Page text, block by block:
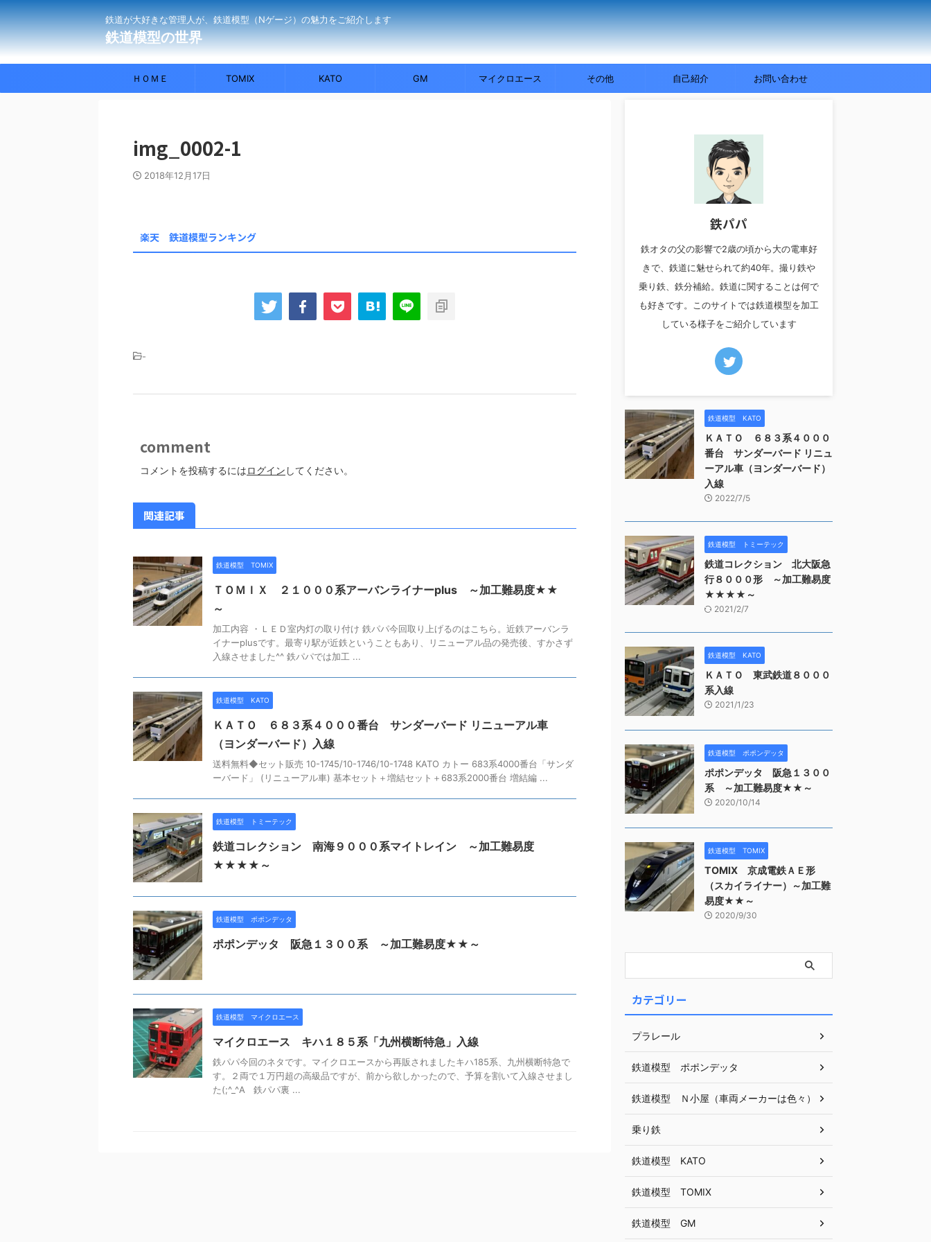
鉄道が大好きな管理人が、鉄道模型（Nゲージ）の魅力をご紹介します
鉄道模型の世界
ＨＯＭＥ TOMIX KATO GM マイクロエース その他 自己紹介 お問い合わせ
img_0002-1
2018年12月17日
楽天 鉄道模型ランキング
-
comment
コメントを投稿するにはログイン してください。
関連記事
鉄道模型 TOMIX
ＴＯＭＩＸ ２１０００系アーバンライナーplus ～加工難易度★★
～
加工内容 ・ＬＥＤ室内灯の取り付け 鉄パパ今回取り上げるのはこちら。近鉄アーバンラ
イナーplusです。最寄り駅が近鉄ということもあり、リニューアル品の発売後、すかさず
入線させました^^ 鉄パパでは加工 ...
鉄道模型 KATO
ＫＡＴＯ ６８３系４０００番台 サンダーバード リニューアル車
（ヨンダーバード）入線
送料無料◆セット販売 10-1745/10-1746/10-1748 KATO カトー 683系4000番台「サンダ
ーバード」 (リニューアル車) 基本セット＋増結セット＋683系2000番台 増結編 ...
鉄道模型 トミーテック
鉄道コレクション 南海９０００系マイトレイン ～加工難易度
★★★★～
鉄道模型 ポポンデッタ
ポポンデッタ 阪急１３００系 ～加工難易度★★～
鉄道模型 マイクロエース
マイクロエース キハ１８５系「九州横断特急」入線
鉄パパ今回のネタです。マイクロエースから再販されましたキハ185系、九州横断特急で
す。２両で１万円超の高級品ですが、前から欲しかったので、予算を割いて入線させまし
た(;^_^A 鉄パパ裏 ...
鉄パパ
鉄オタの父の影響で2歳の頃から大の電車好
きで、鉄道に魅せられて約40年。撮り鉄や
乗り鉄、鉄分補給。鉄道に関することは何で
も好きです。このサイトでは鉄道模型を加工
している様子をご紹介しています
鉄道模型 KATO
ＫＡＴＯ ６８３系４０００
番台 サンダーバード リニュ
ーアル車（ヨンダーバード）
入線
2022/7/5
鉄道模型 トミーテック
鉄道コレクション 北大阪急
行８０００形 ～加工難易度
★★★★～
2021/2/7
鉄道模型 KATO
ＫＡＴＯ 東武鉄道８０００
系入線
2021/1/23
鉄道模型 ポポンデッタ
ポポンデッタ 阪急１３００
系 ～加工難易度★★～
2020/10/14
鉄道模型 TOMIX
TOMIX 京成電鉄ＡＥ形
（スカイライナー）～加工難
易度★★～
2020/9/30
カテゴリー
プラレール
鉄道模型 ポポンデッタ
鉄道模型 Ｎ小屋（車両メーカーは色々）
乗り鉄
鉄道模型 KATO
鉄道模型 TOMIX
鉄道模型 GM